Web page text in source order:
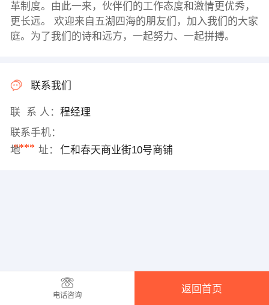
革制度。由此一来，伙伴们的工作态度和激情更优秀，
更长远。 欢迎来自五湖四海的朋友们，加入我们的大家
庭。为了我们的诗和远方，一起努力、一起拼搏。
联系我们
联 系 人： 程经理
联系手机：
****
地 址： 仁和春天商业街10号商铺
电话咨询
返回首页